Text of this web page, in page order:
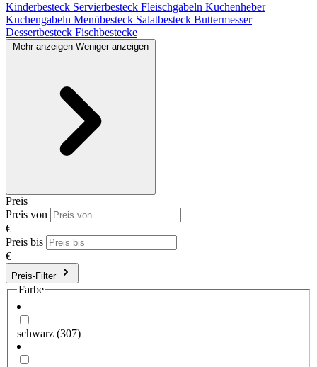
Kinderbesteck Servierbesteck Fleischgabeln Kuchenheber
Kuchengabeln Menübesteck Salatbesteck Buttermesser
Dessertbesteck Fischbestecke
Mehr anzeigen Weniger anzeigen
Preis
Preis von
€
Preis bis
€
Preis-Filter
Farbe
schwarz (307)